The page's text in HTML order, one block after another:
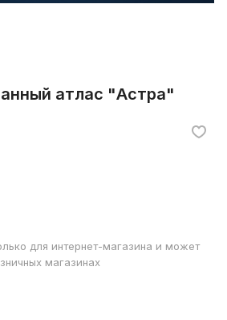
атлас "Астра"
для интернет-магазина и может
магазинах